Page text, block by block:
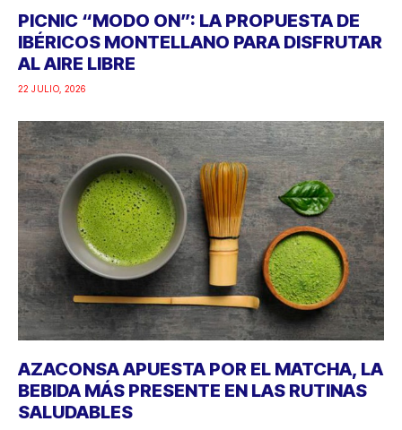
PICNIC “MODO ON”: LA PROPUESTA DE
IBÉRICOS MONTELLANO PARA DISFRUTAR
AL AIRE LIBRE
22 JULIO, 2026
AZACONSA APUESTA POR EL MATCHA, LA
BEBIDA MÁS PRESENTE EN LAS RUTINAS
SALUDABLES